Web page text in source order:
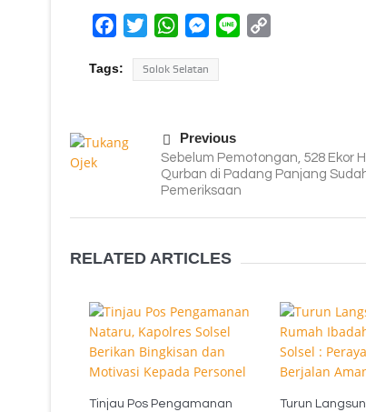
FacebookTwitterWhatsAppMessenger
Line
Tags: Solok Selatan
Previous
Sebelum Pemotongan, 528 Ekor
Qurban di Padang Panjang
Pemeriksaan
RELATED ARTICLES
Tinjau Pos Pengamanan
Turun